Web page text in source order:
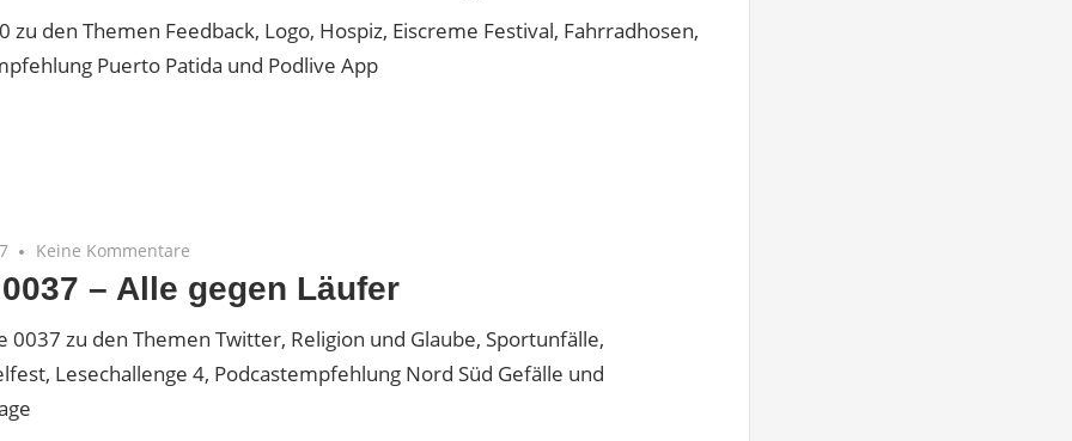
zu den Themen Feedback, Logo, Hospiz, Eiscreme Festival, Fahrradhosen,
Puerto Patida und Podlive App
Keine Kommentare
– Alle gegen Läufer
0037 zu den Themen Twitter, Religion und Glaube, Sportunfälle,
Lesechallenge 4, Podcastempfehlung Nord Süd Gefälle und